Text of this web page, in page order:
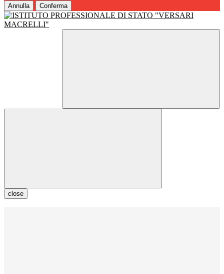
Annulla Conferma
close